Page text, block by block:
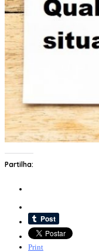
Partilha:
Print